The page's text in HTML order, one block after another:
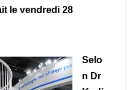
le vendredi 28
Selo
n Dr